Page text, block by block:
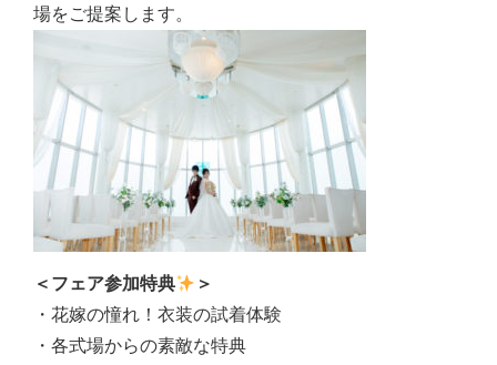
場をご提案します。
＜フェア参加特典
＞
・花嫁の憧れ！衣装の試着体験
・各式場からの素敵な特典